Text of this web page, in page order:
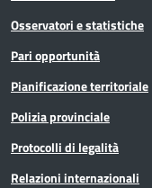
Osservatori e statistiche
Pari opportunità
Pianificazione territoriale
Polizia provinciale
Protocolli di legalità
Relazioni internazionali